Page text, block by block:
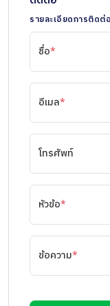
รายละเอียดการติด
ชื่อ*
อีเมล*
โทรศัพท์
หัวข้อ*
ข้อความ*